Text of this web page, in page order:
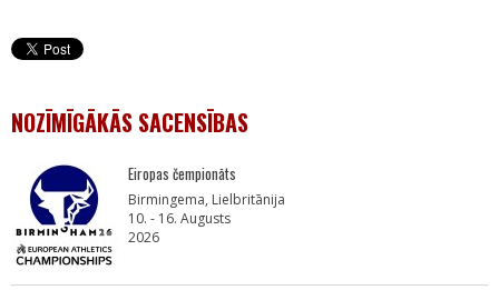
NOZĪMĪGĀKĀS SACENSĪBAS
Eiropas čempionāts
Birmingema, Lielbritānija
10. - 16. Augusts
2026